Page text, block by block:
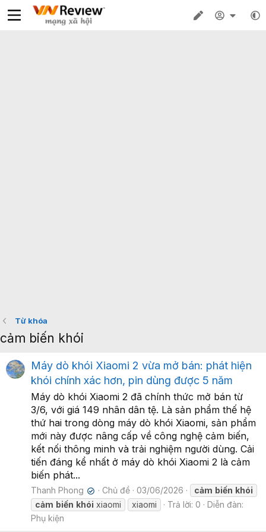
Từ khóa
cảm biến khói
Máy dò khói Xiaomi 2 vừa mở bán: phát hiện
khói chính xác hơn, pin dùng được 5 năm
Máy dò khói Xiaomi 2 đã chính thức mở bán từ
3/6, với giá 149 nhân dân tệ. Là sản phẩm thế hệ
thứ hai trong dòng máy dò khói Xiaomi, sản phẩm
mới này được nâng cấp về công nghệ cảm biến,
kết nối thông minh và trải nghiệm người dùng. Cải
tiến đáng kể nhất ở máy dò khói Xiaomi 2 là cảm
biến phát...
Thanh Phong ✔ Chủ đề 03/06/2026 cảm biến khói
cảm biến khói xiaomi xiaomi Trả lời: 0
Diễn đàn:
Phụ kiện